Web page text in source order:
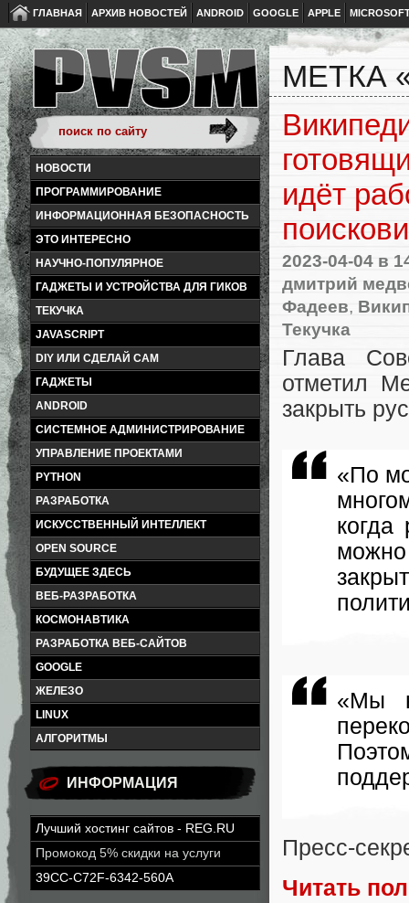
ГЛАВНАЯ АРХИВ НОВОСТЕЙ ANDROID GOOGLE APPLE
НОВОСТИ
ПРОГРАММИРОВАНИЕ
ИНФОРМАЦИОННАЯ БЕЗОПАСНОСТЬ
ЭТО ИНТЕРЕСНО
НАУЧНО-ПОПУЛЯРНОЕ
ГАДЖЕТЫ И УСТРОЙСТВА ДЛЯ ГИКОВ
ТЕКУЧКА
JAVASCRIPT
DIY ИЛИ СДЕЛАЙ САМ
ГАДЖЕТЫ
ANDROID
СИСТЕМНОЕ АДМИНИСТРИРОВАНИЕ
УПРАВЛЕНИЕ ПРОЕКТАМИ
PYTHON
РАЗРАБОТКА
ИСКУССТВЕННЫЙ ИНТЕЛЛЕКТ
OPEN SOURCE
БУДУЩЕЕ ЗДЕСЬ
ВЕБ-РАЗРАБОТКА
КОСМОНАВТИКА
РАЗРАБОТКА ВЕБ-САЙТОВ
GOOGLE
ЖЕЛЕЗО
LINUX
АЛГОРИТМЫ
ИНФОРМАЦИЯ
Лучший хостинг сайтов - REG.RU
Промокод 5% скидки на услуги
39CC-C72F-6342-560A
МЕТКА
идёт
2023-04-04 в
дмитрий
Фадеев,
Текучка
Глава
отметил
закрыть
«По
когда
«Мы
Пресс-
Читать